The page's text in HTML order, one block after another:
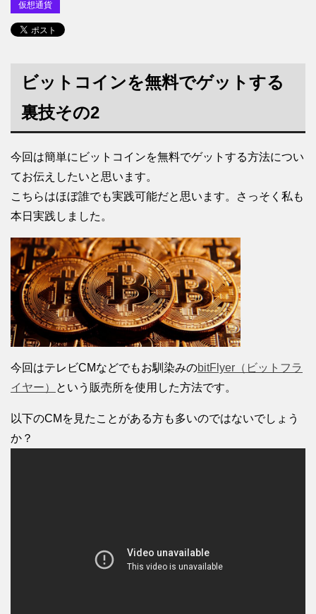
仮想通貨
ビットコインを無料でゲットする
裏技その2
今回は簡単にビットコインを無料でゲットする方法につい
てお伝えしたいと思います。
こちらはほぼ誰でも実践可能だと思います。さっそく私も
本日実践しました。
今回はテレビCMなどでもお馴染みのbitFlyer（ビットフラ
イヤー）
という販売所を使用した方法です。
以下のCMを見たことがある方も多いのではないでしょう
か？